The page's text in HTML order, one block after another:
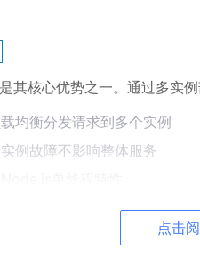
其核心优势之一。通过多实例
载均衡分发请求到多个实例
实例故障不影响整体服务
点击